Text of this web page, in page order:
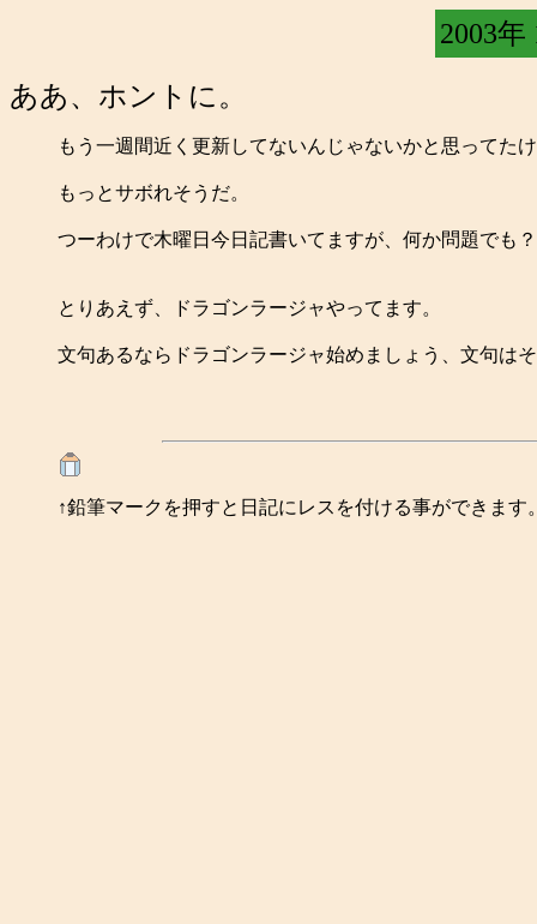
2003年
ああ、ホントに。
もう一週間近く更新してないんじゃないかと思ってた
もっとサボれそうだ。
つーわけで木曜日今日記書いてますが、何か問題でも
とりあえず、ドラゴンラージャやってます。
文句あるならドラゴンラージャ始めましょう、文句は
↑鉛筆マークを押すと日記にレスを付ける事ができます